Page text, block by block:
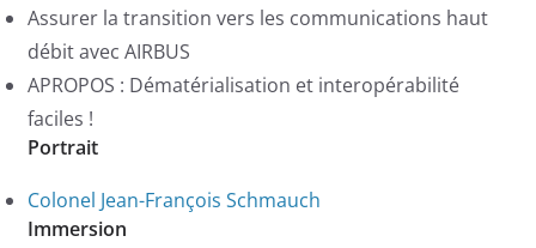
Assurer la transition vers les communications haut
débit avec AIRBUS
APROPOS : Dématérialisation et interopérabilité
faciles !
Portrait
Colonel Jean-François Schmauch
Immersion